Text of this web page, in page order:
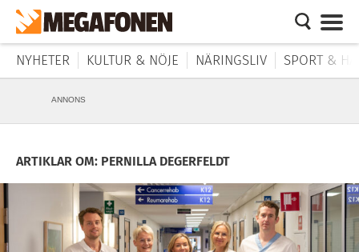
NYHETER KULTUR & NÖJE NÄRINGSLIV SPORT &
ANNONS
ARTIKLAR OM: PERNILLA DEGERFELDT